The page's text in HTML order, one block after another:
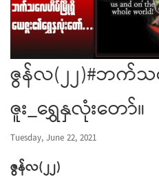
ဇွန်လ(၂၂)#ဘက်
ဇူး_ရွှေနှလုံးတော်။
Tuesday, June 22, 2021
ဇွန်လ(၂၂)